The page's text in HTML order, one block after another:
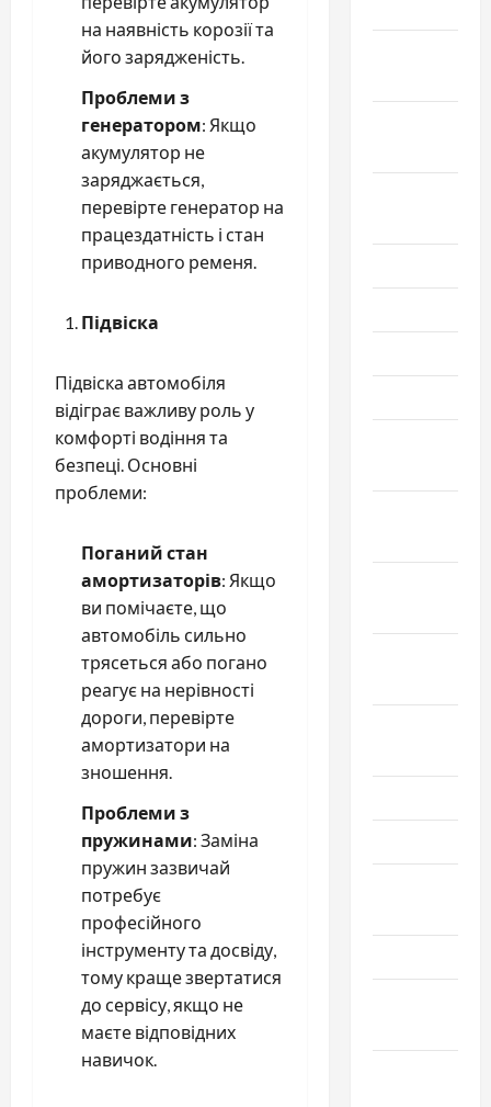
на наявність корозії та
його зарядженість.
Проблеми з
генератором: Якщо
акумулятор не
заряджається,
перевірте генератор на
працездатність і стан
приводного ременя.
Підвіска
Підвіска автомобіля
відіграє важливу роль у
комфорті водіння та
безпеці. Основні
проблеми:
Поганий стан
амортизаторів: Якщо
ви помічаєте, що
автомобіль сильно
трясеться або погано
реагує на нерівності
дороги, перевірте
амортизатори на
зношення.
Проблеми з
пружинами: Заміна
пружин зазвичай
потребує
професійного
інструменту та досвіду,
тому краще звертатися
до сервісу, якщо не
маєте відповідних
навичок.